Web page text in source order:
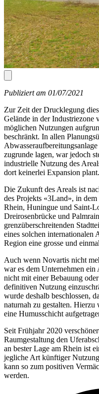
Publiziert am 01/07/2021
Zur Zeit der Drucklegung
Gelände in der Industriezone
möglichen Nutzungen
beschränkt. In allen
zugrunde lagen, war jedoch
industrielle Nutzung des
dort keinerlei Expansion plant.
Die Zukunft des Areals ist
des Projekts «3Land», in
Rhein, Huningue und Saint-
Dreirosenbrücke und
grenzüberschreitenden
eines solchen internationalen
Region eine grosse und
Auch wenn Novartis nicht
war es dem Unternehmen ein
nicht mit einer Bebauung
definitiven Nutzung
wurde deshalb beschlossen,
naturnah zu gestalten.
eine Humusschicht
Seit Frühjahr 2020
Raumgestaltung den
an bester Lage am Rhein ist
jegliche Art künftiger
kann so zum positiven
werden.